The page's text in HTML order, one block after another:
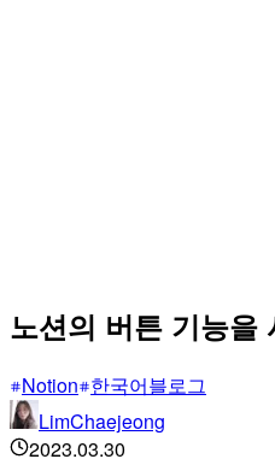
노션의 버튼 기능을
Notion 한국어블로그
LimChaejeong
2023.03.30